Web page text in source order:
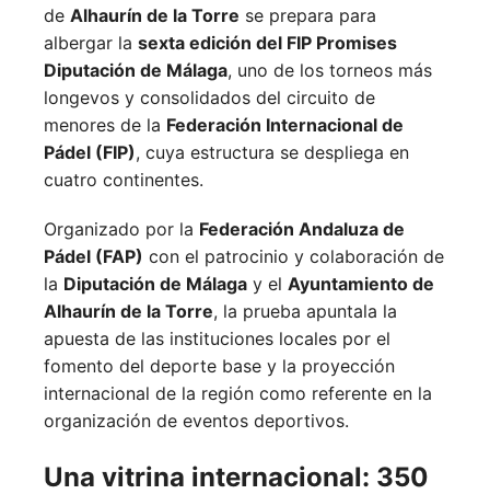
de Alhaurín de la Torre se prepara para
albergar la sexta edición del FIP Promises
Diputación de Málaga, uno de los torneos más
longevos y consolidados del circuito de
menores de la Federación Internacional de
Pádel (FIP), cuya estructura se despliega en
cuatro continentes.
Organizado por la Federación Andaluza de
Pádel (FAP) con el patrocinio y colaboración de
la Diputación de Málaga y el Ayuntamiento de
Alhaurín de la Torre, la prueba apuntala la
apuesta de las instituciones locales por el
fomento del deporte base y la proyección
internacional de la región como referente en la
organización de eventos deportivos.
Una vitrina internacional: 350